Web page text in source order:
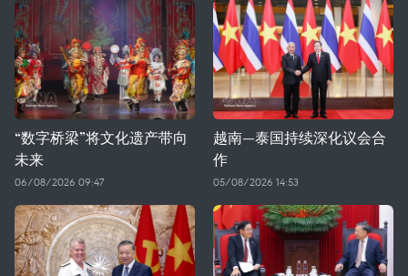
“数字桥梁”将文化遗产带向
未来
06/08/2026 09:47
越南—泰国持续深化议会合
作
05/08/2026 14:53